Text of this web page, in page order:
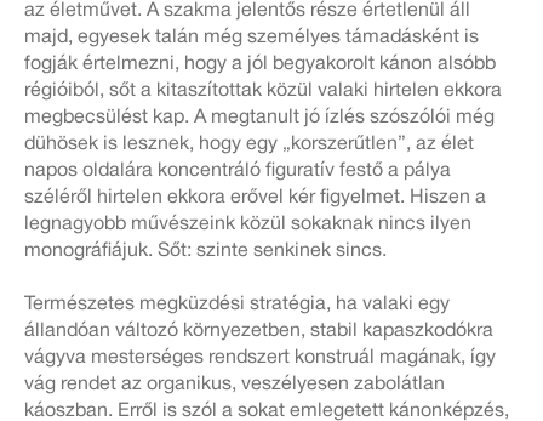
az életművet. A szakma jelentős része értetlenül áll
majd, egyesek talán még személyes támadásként is
fogják értelmezni, hogy a jól begyakorolt kánon alsóbb
régióiból, sőt a kitaszítottak közül valaki hirtelen ekkora
megbecsülést kap. A megtanult jó ízlés szószólói még
dühösek is lesznek, hogy egy „korszerűtlen”, az élet
napos oldalára koncentráló figuratív festő a pálya
széléről hirtelen ekkora erővel kér figyelmet. Hiszen a
legnagyobb művészeink közül sokaknak nincs ilyen
monográfiájuk. Sőt: szinte senkinek sincs.
Természetes megküzdési stratégia, ha valaki egy
állandóan változó környezetben, stabil kapaszkodókra
vágyva mesterséges rendszert konstruál magának, így
vág rendet az organikus, veszélyesen zabolátlan
káoszban. Erről is szól a sokat emlegetett kánonképzés,